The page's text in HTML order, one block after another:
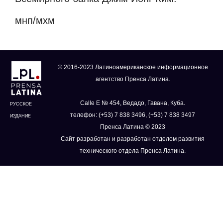
мнп/мхм
РУССКОЕ
ИЗДАНИЕ
© 2016-2023 Латиноамериканское информационное
агентство Пренса Латина.
Calle E № 454, Ведадо, Гавана, Куба.
телефон: (+53) 7 838 3496, (+53) 7 838 3497
Пренса Латина © 2023
Сайт разработан и разработан отделом развития
технического отдела Пренса Латина.